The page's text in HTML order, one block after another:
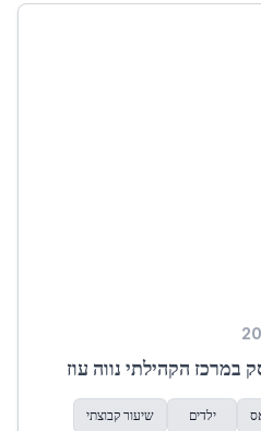
במרכז הקהילתי נווה עוז
ילדים שיעור קבוצתי